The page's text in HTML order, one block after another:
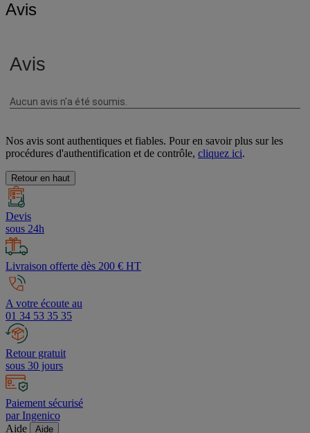
Avis
Nos avis sont authentiques et fiables. Pour en savoir plus sur les
procédures d'authentification et de contrôle, cliquez ici.
Retour en haut
Devis
sous 24h
Livraison offerte dès 200 € HT
A votre écoute au
01 34 53 35 35
Retour gratuit
sous 30 jours
Paiement sécurisé
par Ingenico
Aide
Aide